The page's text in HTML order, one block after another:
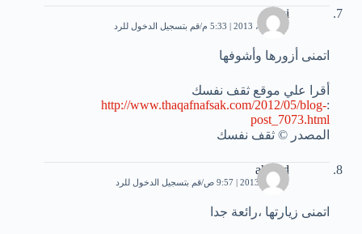
ramzi
10 أبريل، 2013 | 5:33 م قم بتسجيل الدخول للرد
اتمنى أزورها وأشوفها
أقرا علي موقع ثقف نفسك
:
http://www.thaqafnafsak.com/2012/05/blog-
post_7073.html
المصدر © ثقف نفسك
ahmad
9 يونيو، 2013 | 9:57 ص قم بتسجيل الدخول للرد
اتمنى زيارتها ،رائعة جدا